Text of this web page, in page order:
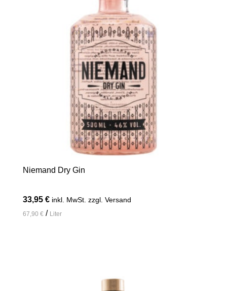
Niemand Dry Gin
33,95 € inkl. MwSt. zzgl. Versand
67,90 €/ Liter